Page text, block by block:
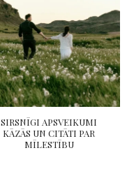
SIRSNĪGI APSVEIKUMI
KĀZĀS UN CITĀTI PAR
MĪLESTĪBU